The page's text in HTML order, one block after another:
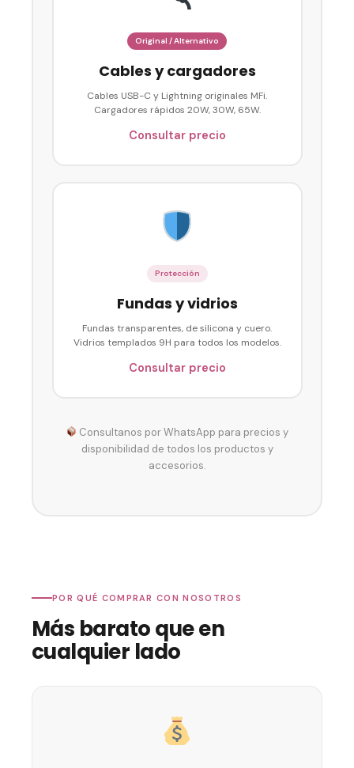
Original / Alternativo
Cables y cargadores
Cables USB-C y Lightning originales MFi.
Cargadores rápidos 20W, 30W, 65W.
Consultar precio
Protección
Fundas y vidrios
Fundas transparentes, de silicona y cuero.
Vidrios templados 9H para todos los modelos.
Consultar precio
Consultanos por WhatsApp para precios y
disponibilidad de todos los productos y
accesorios.
POR QUÉ COMPRAR CON NOSOTROS
Más barato que en
cualquier lado